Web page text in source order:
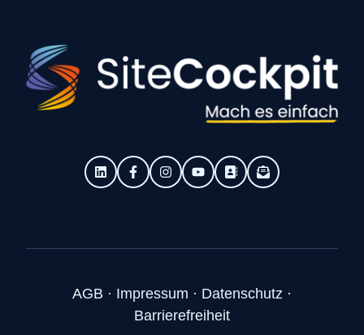
AGB · Impressum · Datenschutz ·
Barrierefreiheit